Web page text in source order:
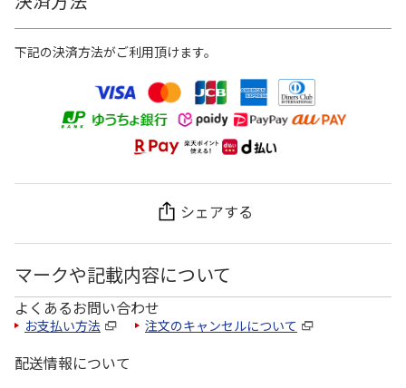
下記の決済方法がご利用頂けます。
シェアする
マークや記載内容について
よくあるお問い合わせ
お支払い方法 注文のキャンセルについて
配送情報について